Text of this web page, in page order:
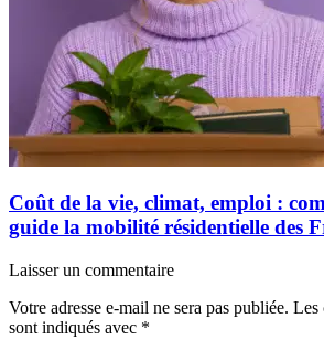
Coût de la vie, climat, emploi :
guide la mobilité résidentielle des
Laisser un commentaire
Votre adresse e-mail ne sera pas publiée. Les
sont indiqués avec *